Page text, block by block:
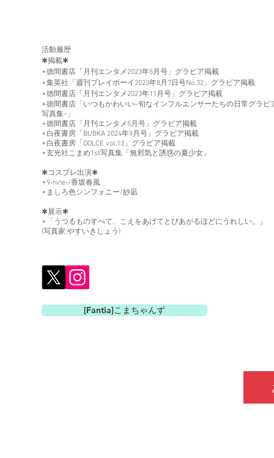
活動履歴
✱掲載✱
⋆徳間書店「月刊エンタメ2023年5月号」グラビア掲載
⋆集英社「週刊プレイボーイ2023年8月7日号No.32」グラビア掲載
⋆徳間書店「月刊エンタメ2023年11月号」グラビア掲載
⋆徳間書店「いつもかわいい~旬なインフルエンサーたちの日常グラビ
写真集~」
⋆徳間書店「月刊エンタメ5月号」グラビア掲載
⋆白夜書房「BUBKA 2024年9月号」グラビア掲載
⋆白夜書房「DOLCE vol.13」グラビア掲載
⋆玄光社こまめ1st写真集「無邪気と誘惑の夏少女」
✱コスプレ出演✱
⋆ 9-nine-/香坂春風
⋆ ましろ色シンフォニー/紗凪
✱展示✱
⋆
「うつるものすべて、こえをあげてとびあがるほどにうれしい。」
(写真家:やすいきしょう)
[Fantia]こまちゃんず